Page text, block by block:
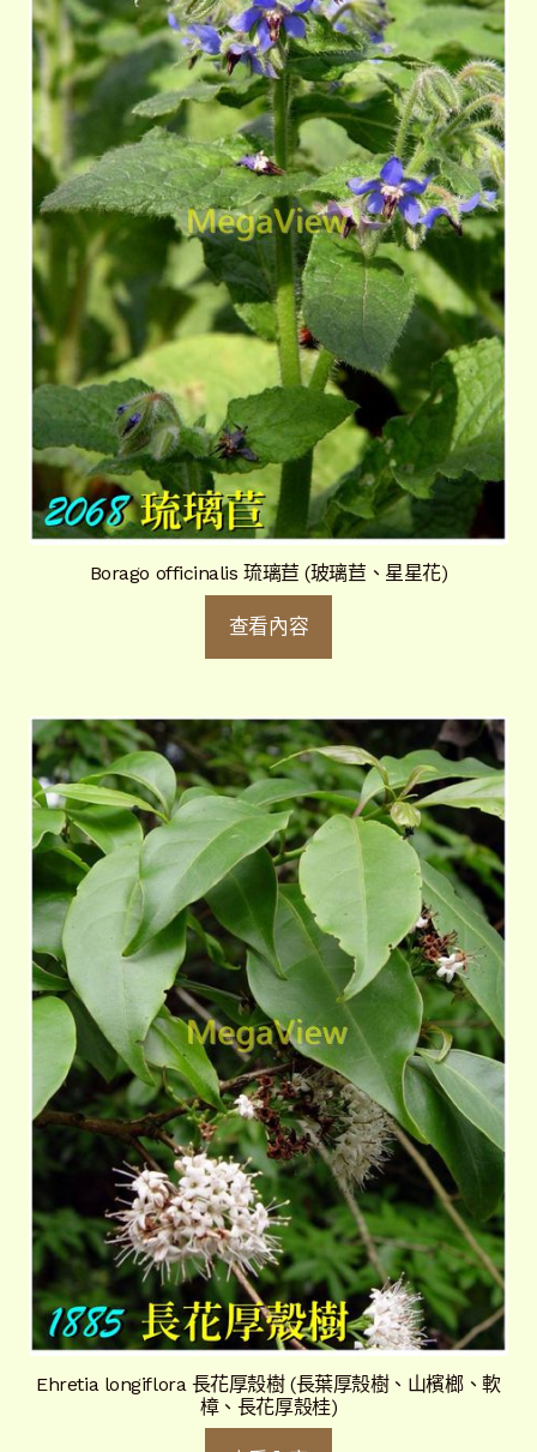
Borago officinalis 琉璃苣 (玻璃苣、星星花)
查看內容
Ehretia longiflora 長花厚殼樹 (長葉厚殼樹、山檳榔、軟
樟、長花厚殼桂)